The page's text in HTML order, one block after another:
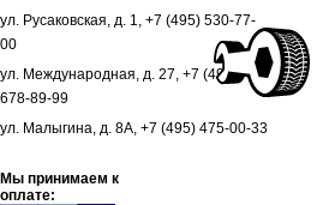
ул. Русаковская, д. 1, +7 (495) 530-77-
00
ул. Международная, д. 27, +7 (495)
678-89-99
ул. Малыгина, д. 8А, +7 (495) 475-00-33
Мы принимаем к
оплате: